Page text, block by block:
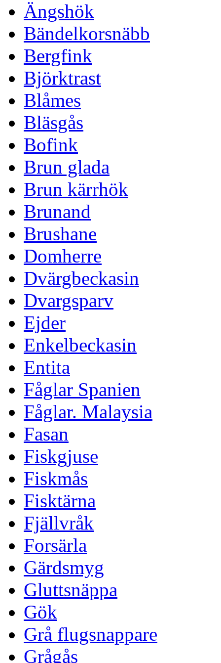
Ängshök
Bändelkorsnäbb
Bergfink
Björktrast
Blåmes
Bläsgås
Bofink
Brun glada
Brun kärrhök
Brunand
Brushane
Domherre
Dvärgbeckasin
Dvargsparv
Ejder
Enkelbeckasin
Entita
Fåglar Spanien
Fåglar. Malaysia
Fasan
Fiskgjuse
Fiskmås
Fisktärna
Fjällvråk
Forsärla
Gärdsmyg
Gluttsnäppa
Gök
Grå flugsnappare
Grågås